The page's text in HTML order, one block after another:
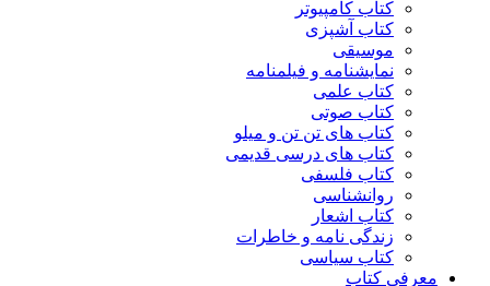
کتاب کامپیوتر
کتاب آشپزی
موسیقی
نمایشنامه و فیلمنامه
کتاب علمی
کتاب صوتی
کتاب های تن تن و میلو
کتاب های درسی قدیمی
کتاب فلسفی
روانشناسی
کتاب اشعار
زندگی نامه و خاطرات
کتاب سیاسی
معرفی کتاب